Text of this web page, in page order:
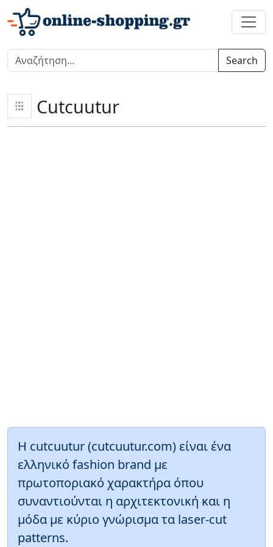
Search
Cutcuutur
Η cutcuutur (cutcuutur.com) είναι ένα
ελληνικό fashiοn brand με
πρωτοποριακό χαρακτήρα όπου
συναντιούνται η αρχιτεκτονική και η
μόδα με κύριο γνώρισμα τα laser-cut
patterns.